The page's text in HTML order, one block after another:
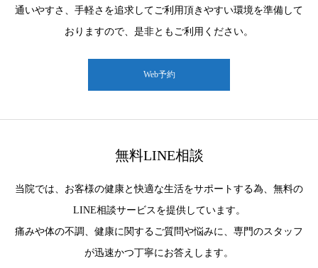
通いやすさ、手軽さを追求してご利用頂きやすい環境を準備して
おりますので、是非ともご利用ください。
Web予約
無料LINE相談
当院では、お客様の健康と快適な生活をサポートする為、無料の
LINE相談サービスを提供しています。
痛みや体の不調、健康に関するご質問や悩みに、専門のスタッフ
が迅速かつ丁寧にお答えします。